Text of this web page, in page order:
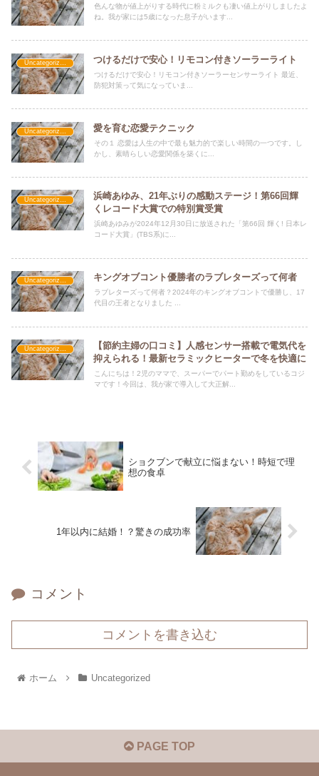
色んな物が値上がりする時代に粉ミルクも凄い値上がりしましたよ
ね。我が家には5歳になった息子がいます...
つけるだけで安心！リモコン付きソーラーライト
つけるだけで安心！リモコン付きソーラーセンサーライト 最近、
防犯対策って気になっていま...
愛を育む恋愛テクニック
その１ 恋愛は人生の中で最も魅力的で楽しい時間の一つです。し
かし、素晴らしい恋愛関係を築くに...
浜崎あゆみ、21年ぶりの感動ステージ！第66回輝
くレコード大賞での特別賞受賞
浜崎あゆみが2024年12月30日に放送された「第66回 輝く! 日本レ
コード大賞」(TBS系)に...
Uncategorized キングオブコント優勝者のラブレターズって何者
ラブレターズって何者？2024年のキングオブコントで優勝し、17
代目の王者となりました ...
Uncategorized
【節約主婦の口コミ】人感センサー搭載で電気代を
抑えられる！最新セラミックヒーターで冬を快適に
こんにちは！2児のママで、スーパーでパート勤めをしているコジ
マです！今回は、我が家で導入して大正解...
ショクブンで献立に悩まない！時短で理
想の食卓
1年以内に結婚！？驚きの成功率
コメント
コメントを書き込む
ホーム Uncategorized
PAGE TOP